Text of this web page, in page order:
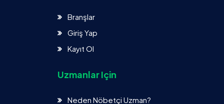
Branşlar
Giriş Yap
Kayıt Ol
Uzmanlar Için
Neden Nöbetçi Uzman?